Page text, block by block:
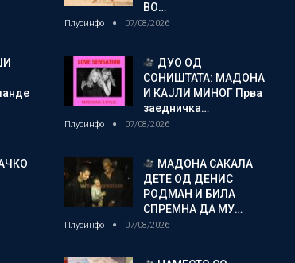
ВО…
Плусинфо 07/08/2026
ДУО ОД
СОНИШТАТА: МАДОНА
И КАЈЛИ МИНОГ Прва
заедничка…
Плусинфо 07/08/2026
МАДОНА САКАЛА
ДЕТЕ ОД ДЕНИС
РОДМАН И БИЛА
СПРЕМНА ДА МУ…
Плусинфо 07/08/2026